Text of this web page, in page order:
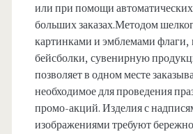
или при помощи
больших заказах.Методом
картинками и эмблемами
бейсболки, сувенирную
позволяет в одном месте
необходимое для проведения
промо-акций. Изделия с
изображениями требуют